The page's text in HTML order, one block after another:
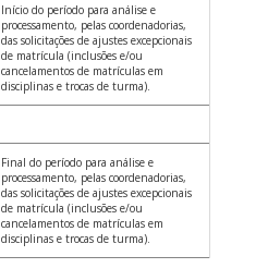
Início do período para análise e
processamento, pelas coordenadorias,
das solicitações de ajustes excepcionais
de matrícula (inclusões e/ou
cancelamentos de matrículas em
disciplinas e trocas de turma).
Final do período para análise e
processamento, pelas coordenadorias,
das solicitações de ajustes excepcionais
de matrícula (inclusões e/ou
cancelamentos de matrículas em
disciplinas e trocas de turma).